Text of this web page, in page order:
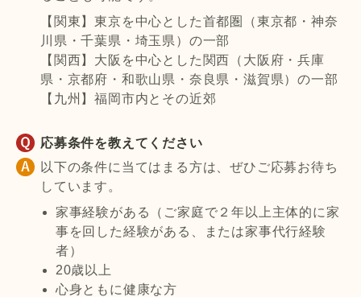
【関東】東京を中心とした首都圏（東京都・神奈
川県・千葉県・埼玉県）の一部
【関西】大阪を中心とした関西（大阪府・兵庫
県・京都府・和歌山県・奈良県・滋賀県）の一部
【九州】福岡市内とその近郊
応募条件を教えてください
以下の条件に当てはまる方は、ぜひご応募お待ち
しています。
家事経験がある（ご家庭で２年以上主体的に家
事を回した経験がある、または家事代行経験
者）
20歳以上
心身ともに健康な方